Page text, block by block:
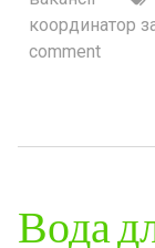
координатор
comment
Вода